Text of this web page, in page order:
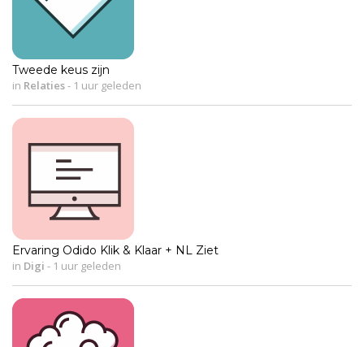
Tweede keus zijn
in Relaties- 1 uur geleden
Ervaring Odido Klik & Klaar + NL Ziet
in Digi - 1 uur geleden